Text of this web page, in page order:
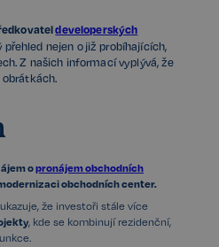
developerských
přehled nejen o již probíhajících,
Z našich informací vyplývá, že
opronájem obchodních
obchodních center.
že investoři stále více
, kde se kombinují rezidenční,